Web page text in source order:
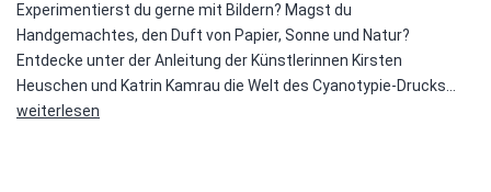
Experimentierst du gerne mit Bildern? Magst du
Handgemachtes, den Duft von Papier, Sonne und Natur?
Entdecke unter der Anleitung der Künstlerinnen Kirsten
Heuschen und Katrin Kamrau die Welt des Cyanotypie-Drucks…
weiterlesen